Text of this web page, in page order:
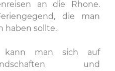
an die Rhone.
die man
haben sollte.
kann man sich auf
und